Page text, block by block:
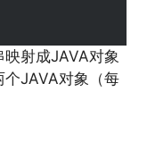
射成JAVA对象
JAVA对象（每